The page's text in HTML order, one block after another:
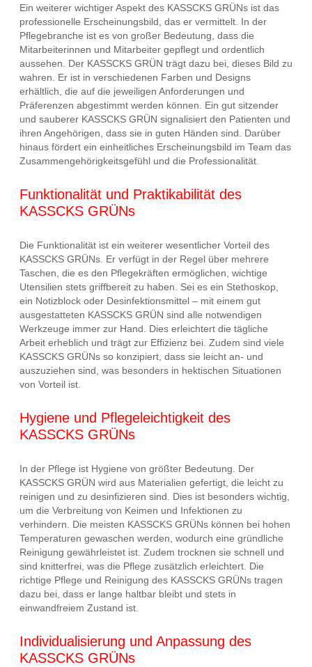
Ein weiterer wichtiger Aspekt des KASSCKS GRÜNs ist das
professionelle Erscheinungsbild, das er vermittelt. In der
Pflegebranche ist es von großer Bedeutung, dass die
Mitarbeiterinnen und Mitarbeiter gepflegt und ordentlich
aussehen. Der KASSCKS GRÜN trägt dazu bei, dieses Bild zu
wahren. Er ist in verschiedenen Farben und Designs
erhältlich, die auf die jeweiligen Anforderungen und
Präferenzen abgestimmt werden können. Ein gut sitzender
und sauberer KASSCKS GRÜN signalisiert den Patienten und
ihren Angehörigen, dass sie in guten Händen sind. Darüber
hinaus fördert ein einheitliches Erscheinungsbild im Team das
Zusammengehörigkeitsgefühl und die Professionalität.
Funktionalität und Praktikabilität des
KASSCKS GRÜNs
Die Funktionalität ist ein weiterer wesentlicher Vorteil des
KASSCKS GRÜNs. Er verfügt in der Regel über mehrere
Taschen, die es den Pflegekräften ermöglichen, wichtige
Utensilien stets griffbereit zu haben. Sei es ein Stethoskop,
ein Notizblock oder Desinfektionsmittel – mit einem gut
ausgestatteten KASSCKS GRÜN sind alle notwendigen
Werkzeuge immer zur Hand. Dies erleichtert die tägliche
Arbeit erheblich und trägt zur Effizienz bei. Zudem sind viele
KASSCKS GRÜNs so konzipiert, dass sie leicht an- und
auszuziehen sind, was besonders in hektischen Situationen
von Vorteil ist.
Hygiene und Pflegeleichtigkeit des
KASSCKS GRÜNs
In der Pflege ist Hygiene von größter Bedeutung. Der
KASSCKS GRÜN wird aus Materialien gefertigt, die leicht zu
reinigen und zu desinfizieren sind. Dies ist besonders wichtig,
um die Verbreitung von Keimen und Infektionen zu
verhindern. Die meisten KASSCKS GRÜNs können bei hohen
Temperaturen gewaschen werden, wodurch eine gründliche
Reinigung gewährleistet ist. Zudem trocknen sie schnell und
sind knitterfrei, was die Pflege zusätzlich erleichtert. Die
richtige Pflege und Reinigung des KASSCKS GRÜNs tragen
dazu bei, dass er lange haltbar bleibt und stets in
einwandfreiem Zustand ist.
Individualisierung und Anpassung des
KASSCKS GRÜNs